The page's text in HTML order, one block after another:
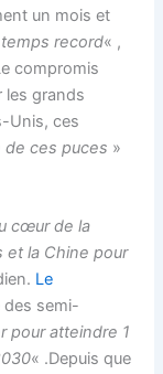
un mois et
record« ,
compromis
les grands
Unis, ces
de ces puces »
cœur de la
et la Chine pour
Le
des semi-
pour atteindre 1
« .Depuis que